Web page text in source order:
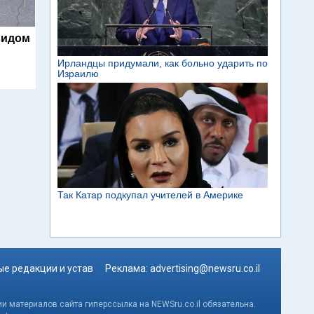
редакции и устав Реклама: advertising@newsru.co.il
сайта гиперссылка на NEWSru.co.il обязательна.